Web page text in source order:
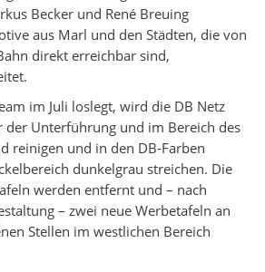
Becker und René Breuing
aus Marl und den Städten, die von
direkt erreichbar sind,
im Juli loslegt, wird die DB Netz
der Unterführung und im Bereich des
reinigen und in den DB-Farben
dunkelgrau streichen. Die
werden entfernt und – nach
– zwei neue Werbetafeln an
Stellen im westlichen Bereich